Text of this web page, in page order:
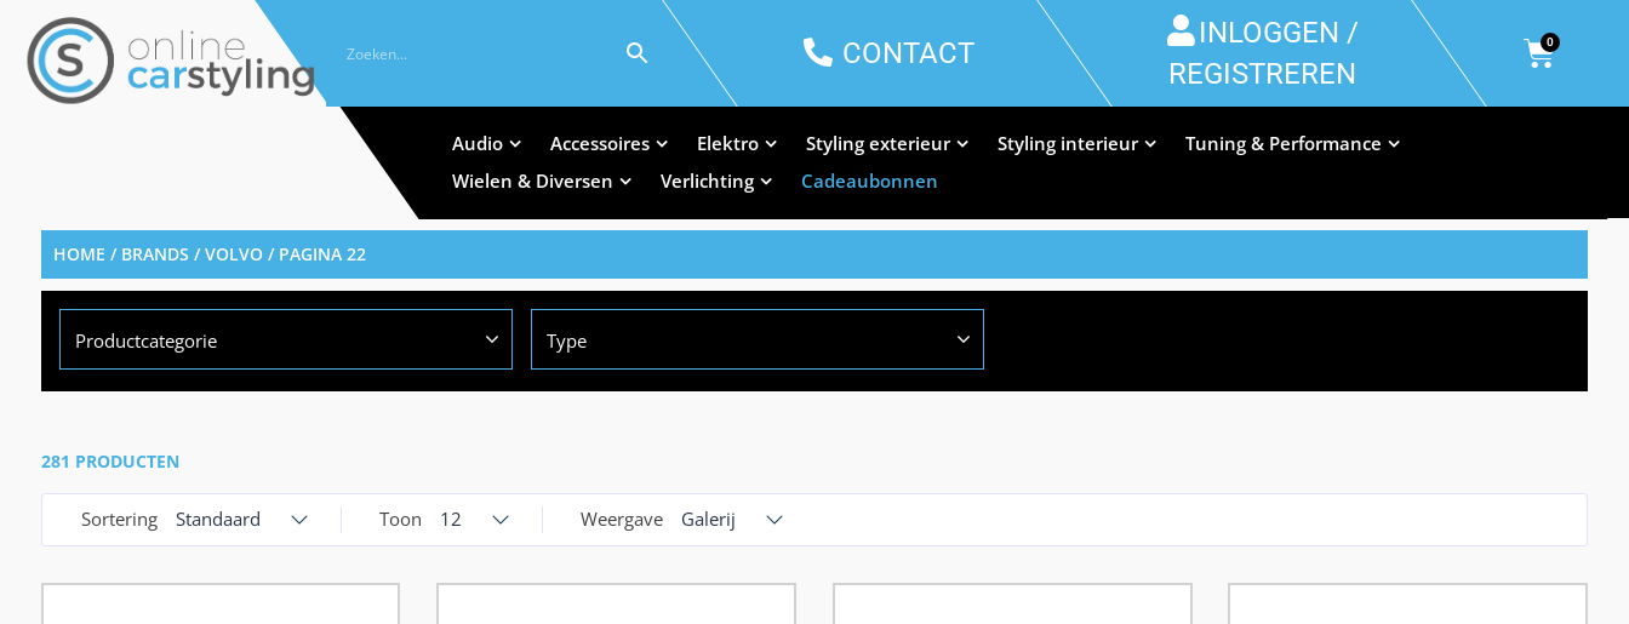
CONTACT
INLOGGEN /
REGISTREREN
0
Audio Accessoires Elektro Styling exterieur Styling interieur
Tuning & Performance
Wielen & Diversen
Verlichting Cadeaubonnen
HOME / BRANDS /VOLVO/ PAGINA 22
Productcategorie Type
281 PRODUCTEN
Sortering Standaard Toon 12 Weergave Galerij